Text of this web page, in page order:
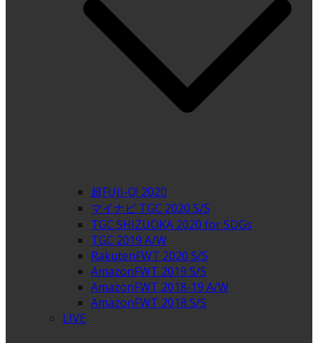
超FUJI-Q! 2020
マイナビ TGC 2020 S/S
TGC SHIZUOKA 2020 for SDGs
TGC 2019 A/W
RakutenFWT 2020 S/S
AmazonFWT 2019 S/S
AmazonFWT 2018-19 A/W
AmazonFWT 2018 S/S
LIVE